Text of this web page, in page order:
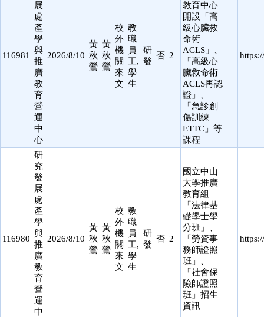
116981
展
處
產
學
與
推
廣
教
育
營
運
中
心
2026/8/10
黃
秋
鶯
黃
秋
鶯
校
外
機
關
來
文
教
職
員
工,
學
生
研
發
否 2
教育中心
開設「高
級心臟救
命術
ACLS」、
「高級心
臟救命術
ACLS再認
證」、
「急診創
傷訓練
ETTC」等
課程
116980
研
究
發
展
處
產
學
與
推
廣
教
育
營
運
中
2026/8/10
黃
秋
鶯
黃
秋
鶯
校
外
機
關
來
文
教
職
員
工,
學
生
研
發
否 2
國立中山
大學推廣
教育組
「法律基
礎學士學
分班」、
「勞資事
務師證照
班」、
「社會保
險師證照
班」招生
資訊